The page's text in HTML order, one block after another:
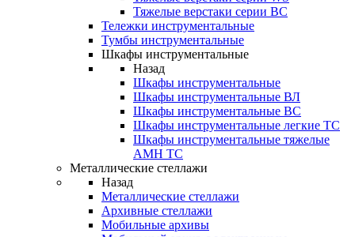
Тяжелые верстаки серии ВС
Тележки инструментальные
Тумбы инструментальные
Шкафы инструментальные
Назад
Шкафы инструментальные
Шкафы инструментальные ВЛ
Шкафы инструментальные ВС
Шкафы инструментальные легкие ТС
Шкафы инструментальные тяжелые
AMH TC
Металлические стеллажи
Назад
Металлические стеллажи
Архивные стеллажи
Мобильные архивы